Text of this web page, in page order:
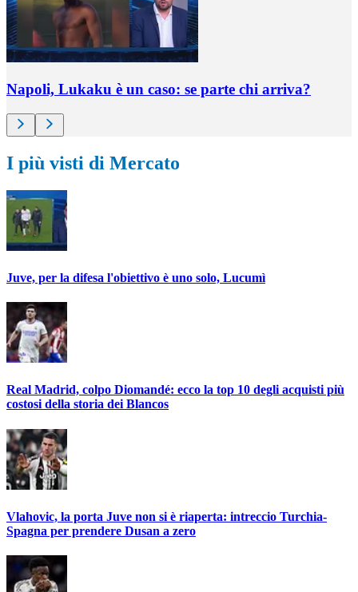
Napoli, Lukaku è un caso: se parte chi arriva?
I più visti di Mercato
Juve, per la difesa l'obiettivo è uno solo, Lucumì
Real Madrid, colpo Diomandé: ecco la top 10 degli acquisti più
costosi della storia dei Blancos
Vlahovic, la porta Juve non si è riaperta: intreccio Turchia-
Spagna per prendere Dusan a zero